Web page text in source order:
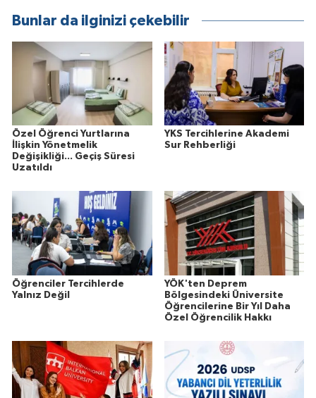
Bunlar da ilginizi çekebilir
Özel Öğrenci Yurtlarına
İlişkin Yönetmelik
Değişikliği... Geçiş Süresi
Uzatıldı
YKS Tercihlerine Akademi
Sur Rehberliği
Öğrenciler Tercihlerde
Yalnız Değil
YÖK'ten Deprem
Bölgesindeki Üniversite
Öğrencilerine Bir Yıl Daha
Özel Öğrencilik Hakkı